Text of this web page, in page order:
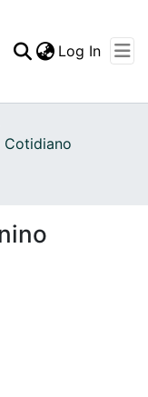
Log In
Cotidiano